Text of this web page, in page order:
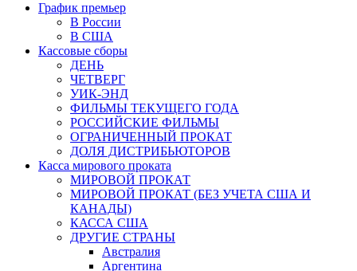
График премьер
В России
В США
Кассовые сборы
ДЕНЬ
ЧЕТВЕРГ
УИК-ЭНД
ФИЛЬМЫ ТЕКУЩЕГО ГОДА
РОССИЙСКИЕ ФИЛЬМЫ
ОГРАНИЧЕННЫЙ ПРОКАТ
ДОЛЯ ДИСТРИБЬЮТОРОВ
Касса мирового проката
МИРОВОЙ ПРОКАТ
МИРОВОЙ ПРОКАТ (БЕЗ УЧЕТА США И
КАНАДЫ)
КАССА США
ДРУГИЕ СТРАНЫ
Австралия
Аргентина